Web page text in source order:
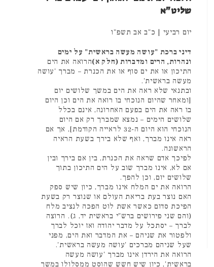
שליט"א
יום רביעי | כ"ב אב תשפ"ו
דיני ברכת "עושה מעשה בראשית" על ימים
ונהרות, הרים ומדברות (חלק א)הרואה את הים
התיכון או את ים סוף או את הכנרת – מברך 'עושה
מעשה בראשית'.
ובתנאי שלא ראה את הים במשך שלושים יום
[ומאחר שהיום הנוכחי בו רואה את הים וכן היום
בו ראה את הים בפעם האחרונה, אינם בכלל
שלושים הימים – נמצא שמברך רק אם היום
הנוכחי הוא היום ה-32 לראייה הקודמת], אך אם
ראה אינו מברך, ואף שלא בירך בשעת הראיה
הראשונה.
לפיכך אדם שראה את הכנרת, בין אם בירך ובין
אם לא, אינו מברך שוב על הים התיכון בתוך
שלושים יום, וכן להפך.
הרואה את ים המלח אינו מברך, כיון שיש ספק
האם נוצר בעת בריאת העולם או שנוצר רק בשעת
הפיכת סדום כאשר אשת לוט הפכה לנציב מלח
(והם שני פירושים ברש"י בראשית יד, ג). הרוצה
לברך – יסתכל על מדבר יהודה ואז יוכל לברך
ולפטור את שניהם – את המדבר ואת הים, מפני
שעל שניהם מברכים 'עושה מעשה בראשית'.
הרואה את הירדן אינו מברך 'עושה מעשה
בראשית', כיון שיש חשש שהוסט ממסלולו במשך